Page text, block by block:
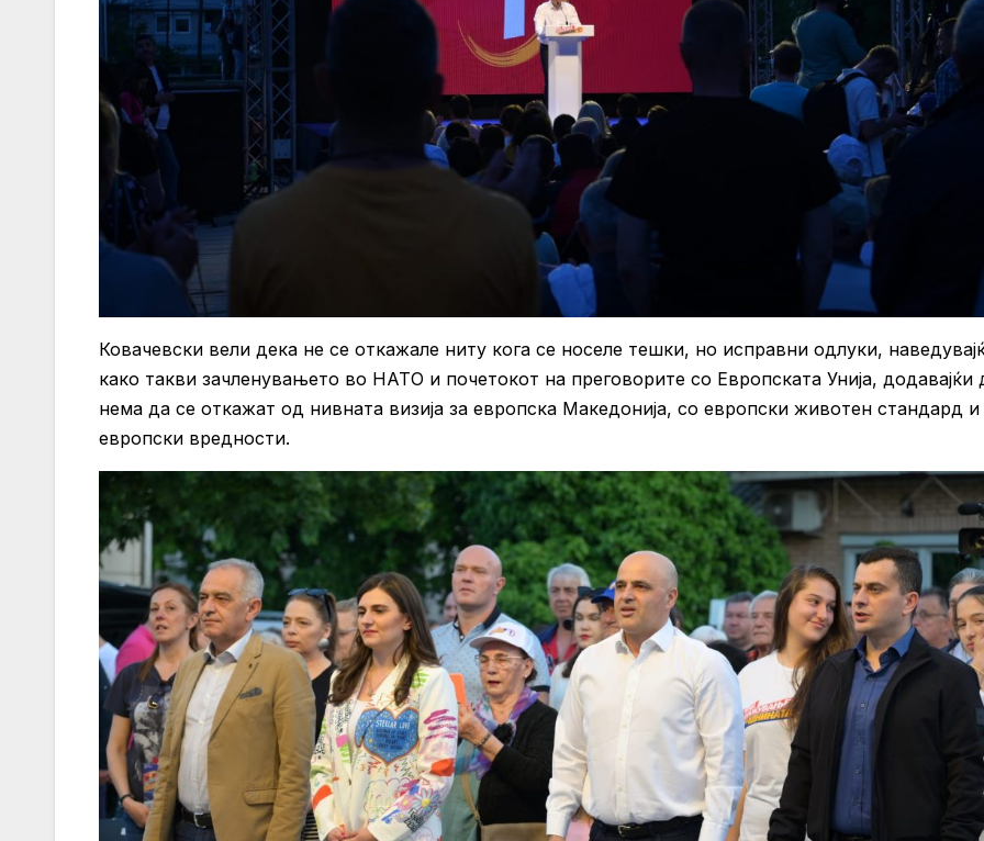
Ковачевски вели дека не се откажале ниту кога се носеле тешки, но исправни одлуки,
како такви зачленувањето во НАТО и почетокот на преговорите со Европската Унија, додавајќи
нема да се откажат од нивната визија за европска Македонија, со европски животен стандард и
европски вредности.